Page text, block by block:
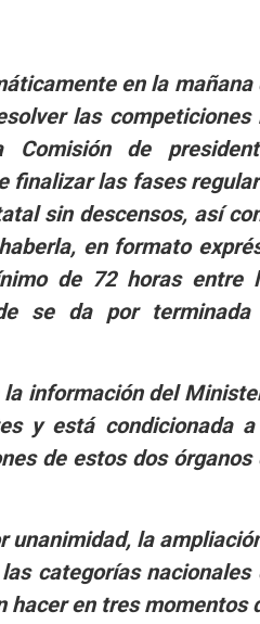
en la mañana
las competiciones
de
finalizar las fases
sin descensos, así
en formato
de 72 horas entre
se da por
información del
y está condicionada
de estos dos órganos
unanimidad, la
categorías nacionales
hacer en tres momentos